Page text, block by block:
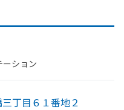
ーション
丁目６１番地２